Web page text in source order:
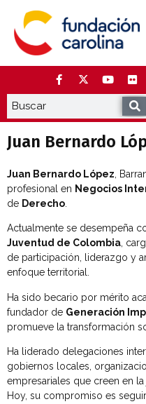
contenido
Juan Bernardo
Juan Bernardo López ,
profesional en Negocios
de Derecho
Actualmente se desempeña
Juventud de Colombia,
de participación, liderazgo y
enfoque territorial.
Ha sido becario por mérito
fundador de Generación
promueve la transformación
Ha liderado delegaciones
gobiernos locales,
empresariales que creen en
Hoy, su compromiso es